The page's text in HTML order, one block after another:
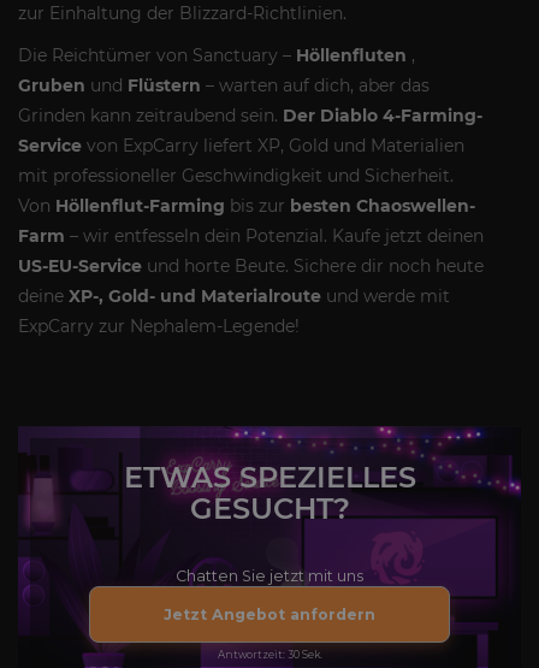
zur Einhaltung der Blizzard-Richtlinien.
Die Reichtümer von Sanctuary – Höllenfluten ,
Gruben und Flüstern – warten auf dich, aber das
Grinden kann zeitraubend sein. Der Diablo 4-Farming-
Service von ExpCarry liefert XP, Gold und Materialien
mit professioneller Geschwindigkeit und Sicherheit.
Von Höllenflut-Farming bis zur besten Chaoswellen-
Farm – wir entfesseln dein Potenzial. Kaufe jetzt deinen
US-EU-Service und horte Beute. Sichere dir noch heute
deine XP-, Gold- und Materialroute und werde mit
ExpCarry zur Nephalem-Legende!
Jetzt Angebot anfordern
Antwortzeit: 30 Sek.
ETWAS SPEZIELLES
GESUCHT?
Chatten Sie jetzt mit uns